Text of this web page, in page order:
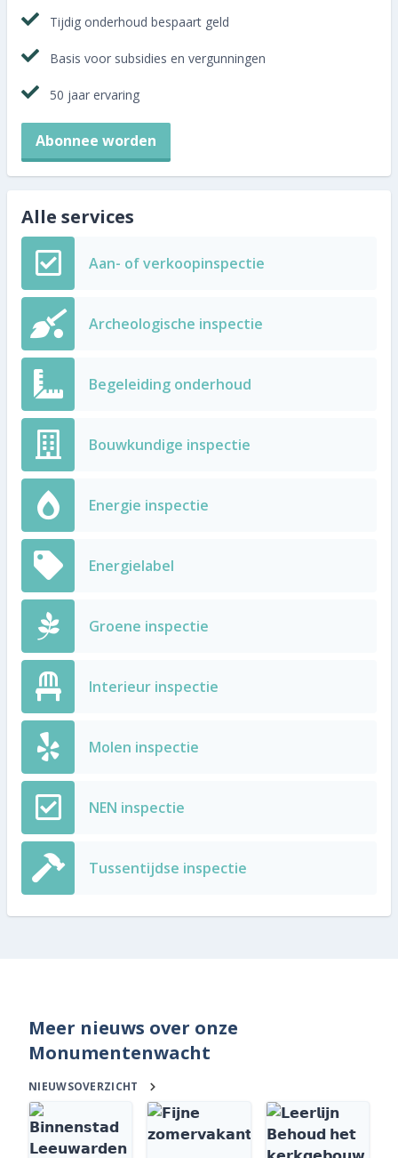
Tijdig onderhoud bespaart geld
Basis voor subsidies en vergunningen
50 jaar ervaring
Abonnee worden
Alle services
Aan- of verkoopinspectie
Archeologische inspectie
Begeleiding onderhoud
Bouwkundige inspectie
Energie inspectie
Energielabel
Groene inspectie
Interieur inspectie
Molen inspectie
NEN inspectie
Tussentijdse inspectie
Meer nieuws over onze
Monumentenwacht
NIEUWSOVERZICHT